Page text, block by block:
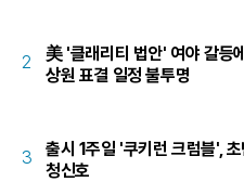
2
美 '클래리티 법안' 여야 갈등
상원 표결 일정 불투명
3
출시 1주일 '쿠키런 크럼블', 초
청신호